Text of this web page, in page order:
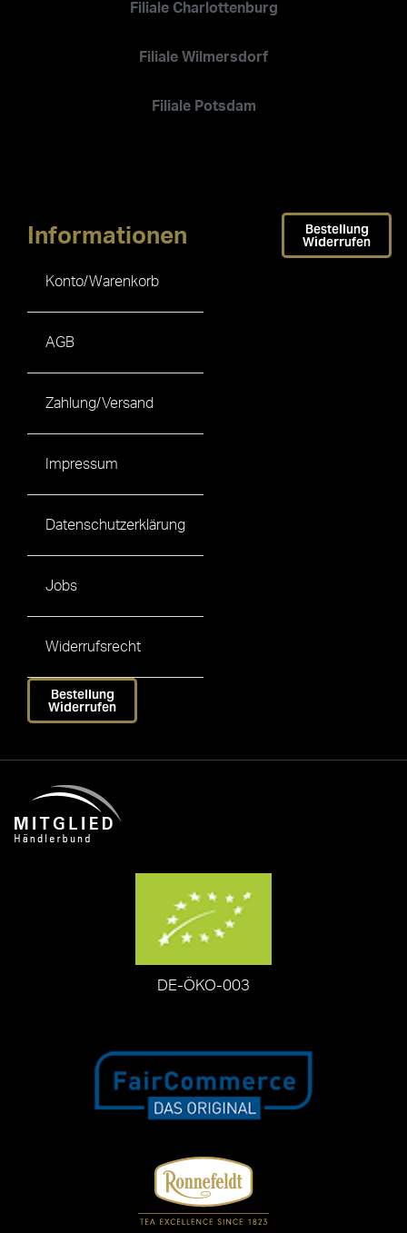
Filiale Charlottenburg
Filiale Wilmersdorf
Filiale Potsdam
Informationen
Konto/Warenkorb
AGB
Zahlung/Versand
Impressum
Datenschutzerklärung
Jobs
Widerrufsrecht
Bestellung
Widerrufen
Bestellung
Widerrufen
DE-ÖKO-003